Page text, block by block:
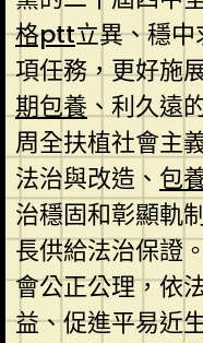
格ptt立異、穩
項任務，更好施
期包養、利久遠
周全扶植社會主
法治與改造、 包
治穩固和彰顯軌
長供給法治保證
會公正公理，依
益、促進平易近